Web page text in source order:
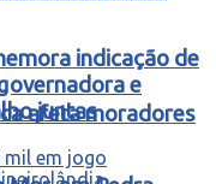
afeta moradores
indicação de
e
juntas